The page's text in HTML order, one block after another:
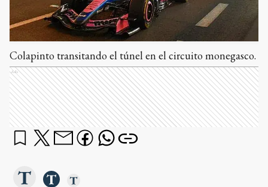
Colapinto transitando el túnel en el circuito monegasco.
Ads